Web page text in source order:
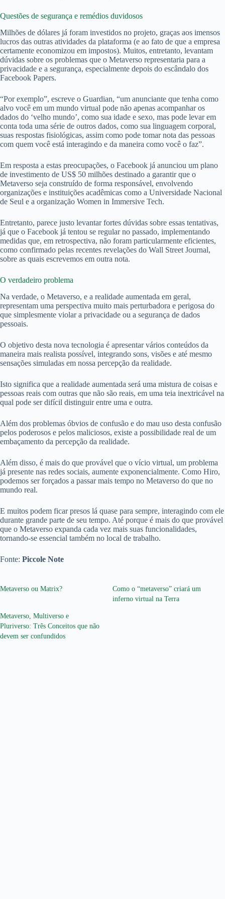
Questões de segurança e remédios duvidosos
Milhões de dólares já foram investidos no projeto, graças aos imensos
lucros das outras atividades da plataforma (e ao fato de que a empresa
certamente economizou em impostos). Muitos, entretanto, levantam
dúvidas sobre os problemas que o Metaverso representaria para a
privacidade e a segurança, especialmente depois do escândalo dos
Facebook Papers.
“Por exemplo”, escreve o Guardian, “um anunciante que tenha como
alvo você em um mundo virtual pode não apenas acompanhar os
dados do ‘velho mundo’, como sua idade e sexo, mas pode levar em
conta toda uma série de outros dados, como sua linguagem corporal,
suas respostas fisiológicas, assim como pode tomar nota das pessoas
com quem você está interagindo e da maneira como você o faz”.
Em resposta a estas preocupações, o Facebook já anunciou um plano
de investimento de US$ 50 milhões destinado a garantir que o
Metaverso seja construído de forma responsável, envolvendo
organizações e instituições acadêmicas como a Universidade Nacional
de Seul e a organização Women in Immersive Tech.
Entretanto, parece justo levantar fortes dúvidas sobre essas tentativas,
já que o Facebook já tentou se regular no passado, implementando
medidas que, em retrospectiva, não foram particularmente eficientes,
como confirmado pelas recentes revelações do Wall Street Journal,
sobre as quais escrevemos em outra nota.
O verdadeiro problema
Na verdade, o Metaverso, e a realidade aumentada em geral,
representam uma perspectiva muito mais perturbadora e perigosa do
que simplesmente violar a privacidade ou a segurança de dados
pessoais.
O objetivo desta nova tecnologia é apresentar vários conteúdos da
maneira mais realista possível, integrando sons, visões e até mesmo
sensações simuladas em nossa percepção da realidade.
Isto significa que a realidade aumentada será uma mistura de coisas e
pessoas reais com outras que não são reais, em uma teia inextricável na
qual pode ser difícil distinguir entre uma e outra.
Além dos problemas óbvios de confusão e do mau uso desta confusão
pelos poderosos e pelos maliciosos, existe a possibilidade real de um
embaçamento da percepção da realidade.
Além disso, é mais do que provável que o vício virtual, um problema
já presente nas redes sociais, aumente exponencialmente. Como Hiro,
podemos ser forçados a passar mais tempo no Metaverso do que no
mundo real.
E muitos podem ficar presos lá quase para sempre, interagindo com ele
durante grande parte de seu tempo. Até porque é mais do que provável
que o Metaverso expanda cada vez mais suas funcionalidades,
tornando-se essencial também no local de trabalho.
Fonte: Piccole Note
Metaverso ou Matrix?
Como o “metaverso” criará um
inferno virtual na Terra
Metaverso, Multiverso e
Pluriverso: Três Conceitos que não
devem ser confundidos